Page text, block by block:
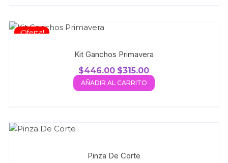
¡Oferta!
Kit Ganchos Primavera
$446.00 $315.00
AÑADIR AL CARRITO
Pinza De Corte